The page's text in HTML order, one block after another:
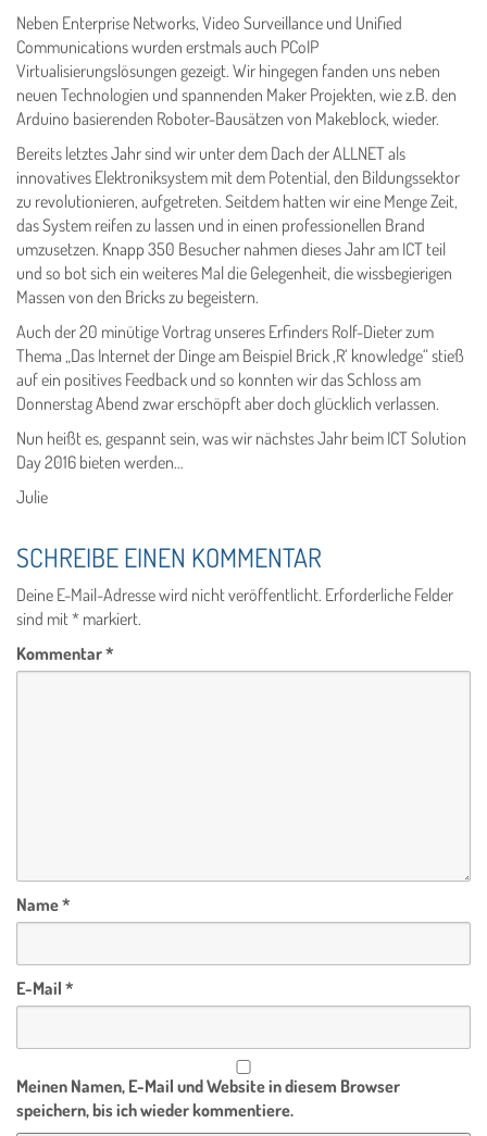
Neben Enterprise Networks, Video Surveillance und Unified
Communications wurden erstmals auch PCoIP
Virtualisierungslösungen gezeigt. Wir hingegen fanden uns neben
neuen Technologien und spannenden Maker Projekten, wie z.B. den
Arduino basierenden Roboter-Bausätzen von Makeblock, wieder.
Bereits letztes Jahr sind wir unter dem Dach der ALLNET als
innovatives Elektroniksystem mit dem Potential, den Bildungssektor
zu revolutionieren, aufgetreten. Seitdem hatten wir eine Menge Zeit,
das System reifen zu lassen und in einen professionellen Brand
umzusetzen. Knapp 350 Besucher nahmen dieses Jahr am ICT teil
und so bot sich ein weiteres Mal die Gelegenheit, die wissbegierigen
Massen von den Bricks zu begeistern.
Auch der 20 minütige Vortrag unseres Erfinders Rolf-Dieter zum
Thema „Das Internet der Dinge am Beispiel Brick ‚R‘ knowledge“ stieß
auf ein positives Feedback und so konnten wir das Schloss am
Donnerstag Abend zwar erschöpft aber doch glücklich verlassen.
Nun heißt es, gespannt sein, was wir nächstes Jahr beim ICT Solution
Day 2016 bieten werden…
Julie
SCHREIBE EINEN KOMMENTAR
Deine E-Mail-Adresse wird nicht veröffentlicht. Erforderliche Felder
sind mit* markiert.
Kommentar*
Name*
E-Mail *
Meinen Namen, E-Mail und Website in diesem Browser
speichern, bis ich wieder kommentiere.